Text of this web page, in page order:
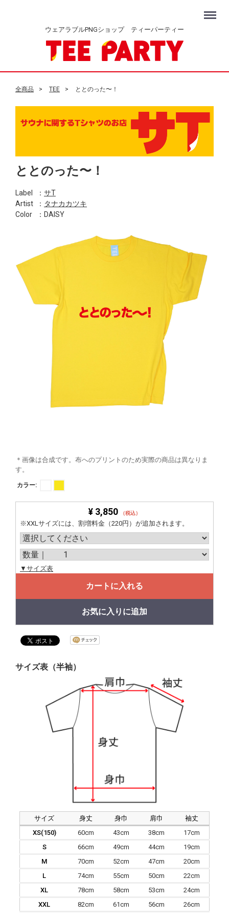
ウェアラブルPNGショップ ティーパーティー
Menu
全商品 TEE ととのった〜！
ととのった〜！
Label ： サT
Artist
： タナカカツキ
Color
：DAISY
＊画像は合成です。布へのプリントのため実際の商品は異なりま
す。
カラー:
¥ 3,850 （税込）
※XXLサイズには、割増料金（220円）が追加されます。
▼サイズ表
カートに入れる
お気に入りに追加
サイズ表（半袖）
サイズ 身丈 身巾 肩巾
袖丈
XS(150)
60cm 43cm 38cm
17cm
S
66cm 49cm 44cm
19cm
M
70cm 52cm 47cm
20cm
L
74cm 55cm 50cm
22cm
XL
78cm 58cm 53cm
24cm
XXL
82cm 61cm 56cm 26cm